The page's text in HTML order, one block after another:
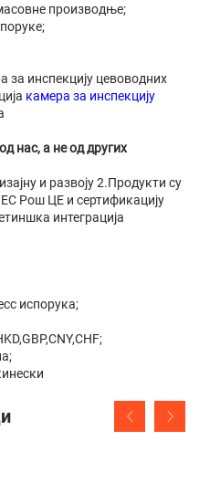
производње;
инспекцију цевоводних
камера за инспекцију
нас, а не од других
и развоју 2.Продукти су
Рош ЦЕ и сертификацију
интеграција
испорука;